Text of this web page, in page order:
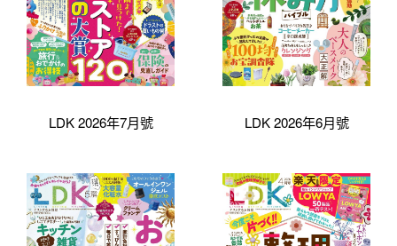
LDK 2026年7月號 LDK 2026年6月號